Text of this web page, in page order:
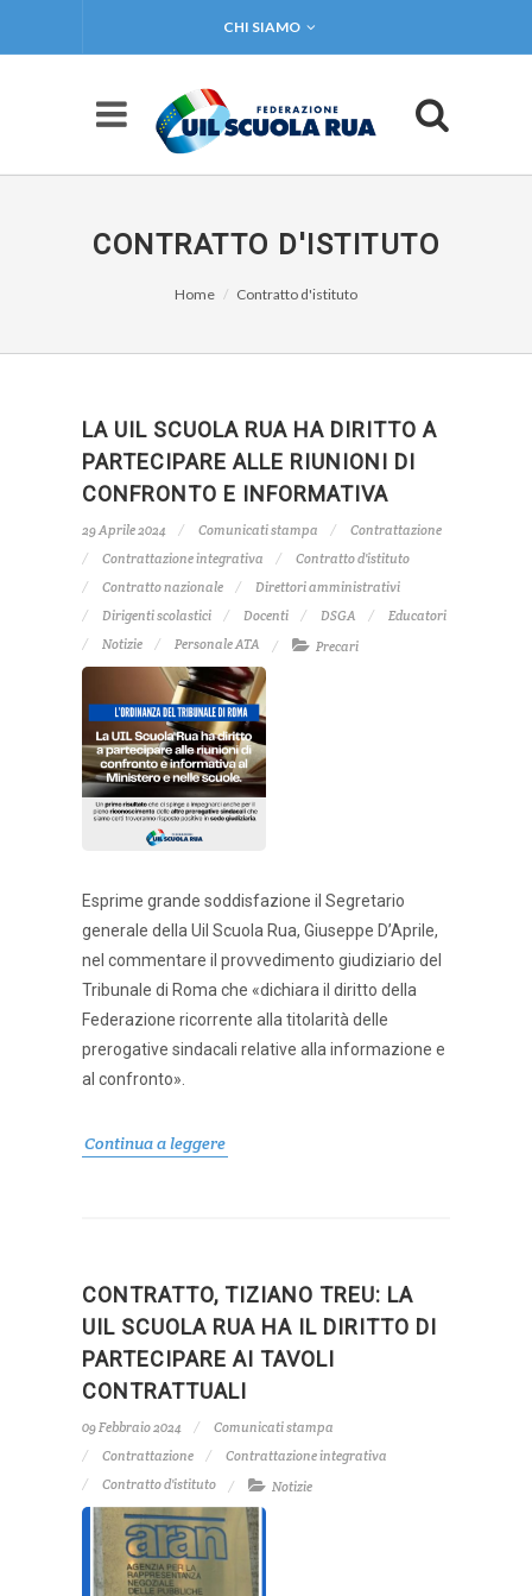
CHI SIAMO
CONTRATTO D'ISTITUTO
Home Contratto d'istituto
LA UIL SCUOLA RUA HA DIRITTO A
PARTECIPARE ALLE RIUNIONI DI
CONFRONTO E INFORMATIVA
29 Aprile 2024 Comunicati stampa
Contrattazione
Contrattazione integrativa
Contratto d'istituto
Contratto nazionale
Direttori amministrativi
Dirigenti scolastici
Docenti DSGA
Educatori
Notizie
Personale ATA Precari
Esprime grande soddisfazione il Segretario
generale della Uil Scuola Rua, Giuseppe D’Aprile,
nel commentare il provvedimento giudiziario del
Tribunale di Roma che «dichiara il diritto della
Federazione ricorrente alla titolarità delle
prerogative sindacali relative alla informazione e
al confronto».
Continua a leggere
CONTRATTO, TIZIANO TREU: LA
UIL SCUOLA RUA HA IL DIRITTO DI
PARTECIPARE AI TAVOLI
CONTRATTUALI
09 Febbraio 2024
Comunicati stampa
Contrattazione
Contrattazione integrativa
Contratto d'istituto
Notizie